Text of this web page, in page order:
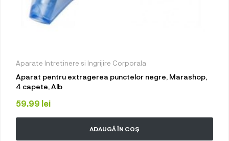
Aparate Intretinere si Ingrijire Corporala
Aparat pentru extragerea punctelor negre, Marashop,
4 capete, Alb
59.99 lei
ADAUGĂ ÎN COȘ